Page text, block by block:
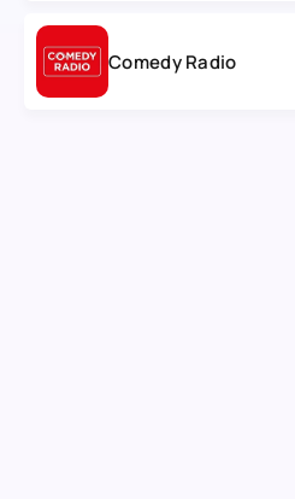
Comedy Radio